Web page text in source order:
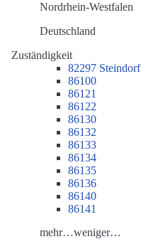
Nordrhein-Westfalen
Deutschland
Zuständigkeit
82297 Steindorf
86100
86121
86122
86130
86132
86133
86134
86135
86136
86140
86141
mehr…weniger…